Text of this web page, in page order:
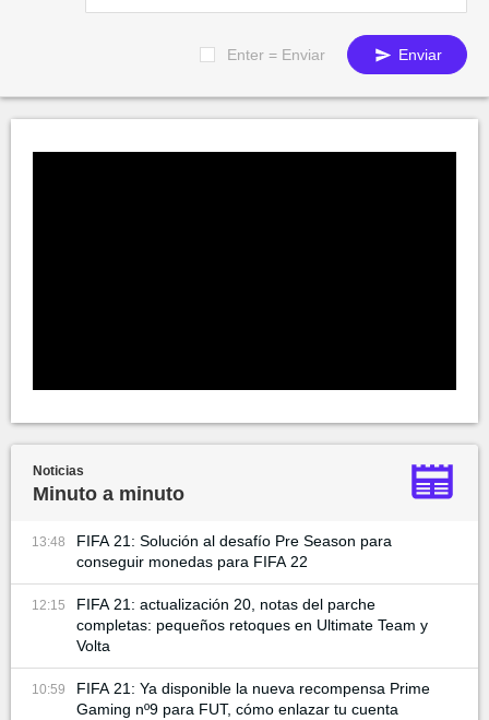
Enter = Enviar Enviar
Noticias
Minuto a minuto
13:48
FIFA 21: Solución al desafío Pre Season para
conseguir monedas para FIFA 22
12:15
FIFA 21: actualización 20, notas del parche
completas: pequeños retoques en Ultimate Team y
Volta
10:59
FIFA 21: Ya disponible la nueva recompensa Prime
Gaming nº9 para FUT, cómo enlazar tu cuenta